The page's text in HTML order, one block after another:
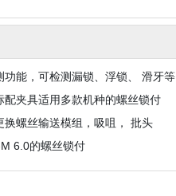
功能，可检测漏锁、浮锁、 滑牙等
配夹具适用多款机种的螺丝锁付
换螺丝输送模组，吸咀， 批头
6.0的螺丝锁付